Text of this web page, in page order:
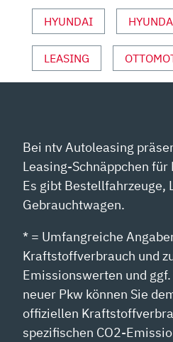
HYUNDAI
LEASING
Bei ntv Autoleasing
Leasing-Schnäppchen
Es gibt Bestellfahrzeuge,
Gebrauchtwagen.
* = Umfangreiche
Kraftstoffverbrauch und
Emissionswerten und
neuer Pkw können Sie
offiziellen
spezifischen CO2-